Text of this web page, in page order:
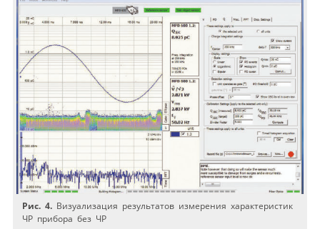
Рис. 4. Визуализация результатов измерения характеристик
ЧР прибора без ЧР